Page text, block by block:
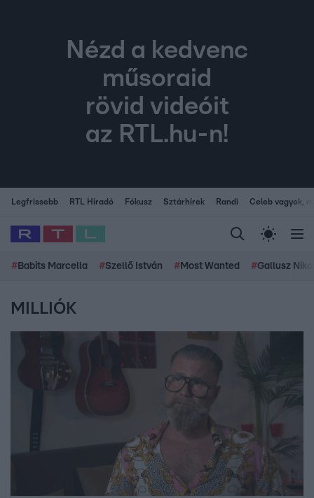
Nézd a kedvenc
műsoraid
rövid videóit
az RTL.hu-n!
Legfrissebb RTL Híradó Fókusz Sztárhírek Randi Celeb vagyok,
# Babits Marcella #Szellő István # Most Wanted #Gallusz
MILLIÓK